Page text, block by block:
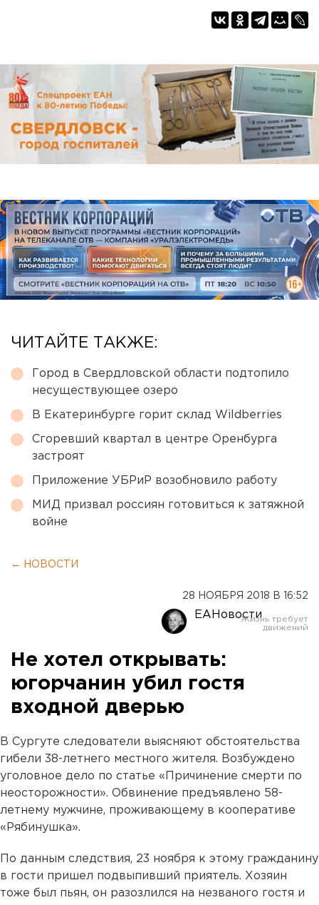
ЧИТАЙТЕ ТАКЖЕ:
Город в Свердловской области подтопило
несуществующее озеро
В Екатеринбурге горит склад Wildberries
Сгоревший квартал в центре Оренбурга
застроят
Приложение УБРиР возобновило работу
МИД призвал россиян готовиться к затяжной
войне
← НОВОСТИ
28 НОЯБРЯ 2018 В 16:52
ЕАНовости
Не хотел открывать:
югорчанин убил гостя
входной дверью
В Сургуте следователи выясняют обстоятельства
гибели 38-летнего местного жителя. Возбуждено
уголовное дело по статье «Причинение смерти по
неосторожности». Обвинение предъявлено 58-
летнему мужчине, проживающему в кооперативе
«Рябинушка».
По данным следствия, 23 ноября к этому гражданину
в гости пришел подвыпивший приятель. Хозяин
тоже был пьян, он разозлился на незваного гостя и